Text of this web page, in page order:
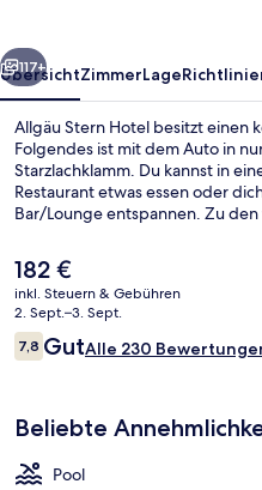
Weiter
117+
ÜbersichtZimmerLage
Allgäu Stern Hotel besitzt einen
Folgendes ist mit dem Auto in
Starzlachklamm. Du kannst in
Restaurant etwas essen oder
Bar/Lounge entspannen. Zu
und ein Außenpool (je nach
Der
aktuelle
Preis
beträgt
182 €.
182 €
inkl. Steuern & Gebühren
2. Sept.–3. Sept.
Bewertungen
7,87,8 von 10.
GutAlle 230
Beliebte
Pool